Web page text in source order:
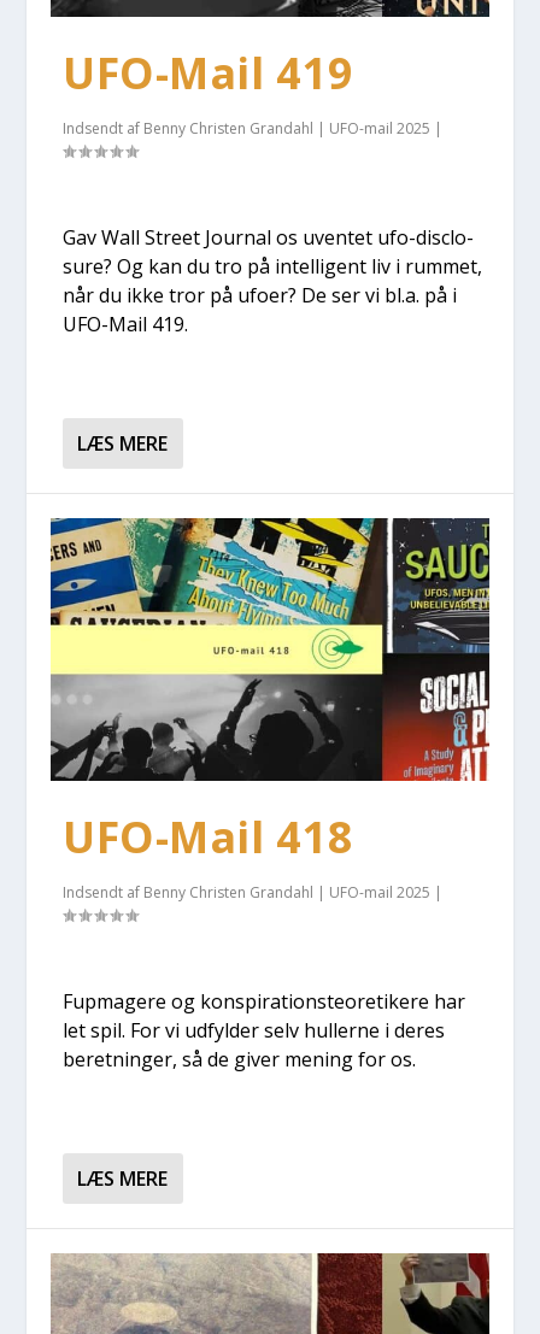
UFO-Mail 419
Indsendt af Benny Christen Grandahl | UFO-mail 2025 |
Gav Wall Stre­et Jour­nal os uven­tet ufo-disclo­
su­re? Og kan du tro på intel­li­gent liv i rum­met,
når du ikke tror på ufo­er? De ser vi bl.a. på i
UFO-Mail 419.
LÆS MERE
UFO-Mail 418
Indsendt af Benny Christen Grandahl | UFO-mail 2025 |
Fup­ma­ge­re og kon­spira­tions­te­o­re­ti­ke­re har
let spil. For vi udfyl­der selv hul­ler­ne i deres
beret­nin­ger, så de giver mening for os.
LÆS MERE